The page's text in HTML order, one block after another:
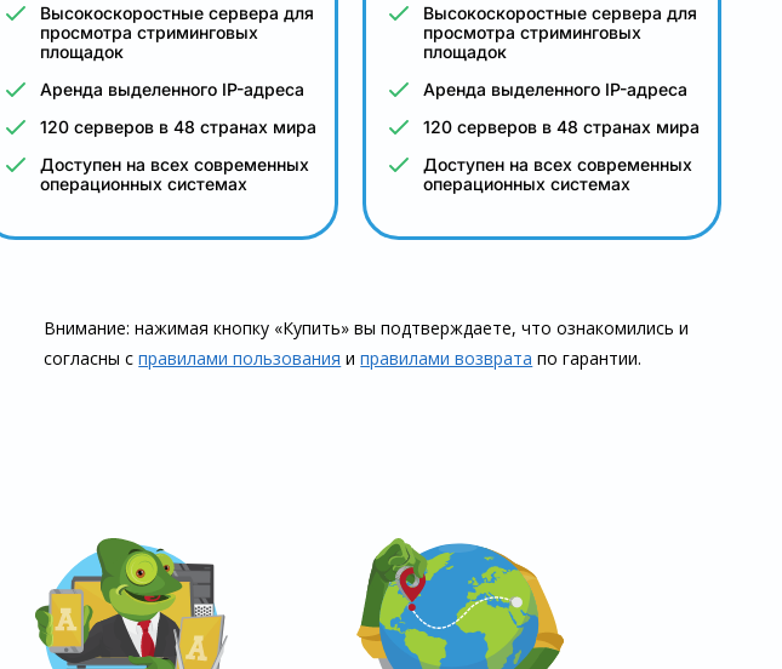
Высокоскоростные сервера для
просмотра стриминговых
площадок
Аренда выделенного IP-адреса
120 серверов в 48 странах мира
Доступен на всех современных
операционных системах
Высокоскоростные сервера для
просмотра стриминговых
площадок
Аренда выделенного IP-адреса
120 серверов в 48 странах мира
Доступен на всех современных
операционных системах
Внимание: нажимая кнопку «Купить» вы подтверждаете, что озна­комились и
согласны справилами пользования иправилами воз­врата по гарантии.